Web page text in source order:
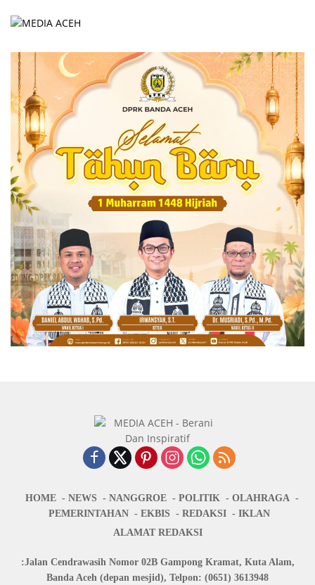
HOME NEWS NANGGROE POLITIK
OLAHRAGA
PEMERINTAHAN
EKBIS REDAKSI
IKLAN
ALAMAT REDAKSI
:Jalan Cendrawasih Nomor 02B Gampong Kramat, Kuta Alam,
Banda Aceh (depan mesjid), Telpon: (0651) 3613948